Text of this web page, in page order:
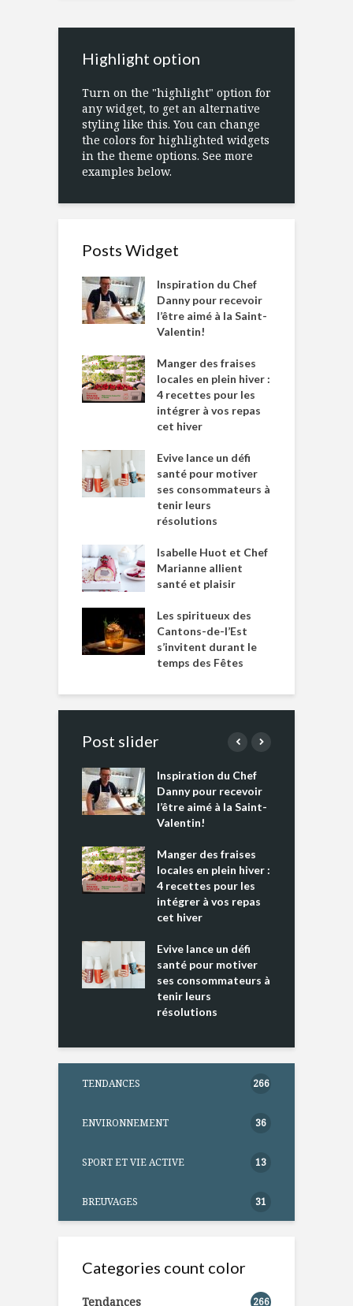
Highlight option
Turn on the "highlight" option for
any widget, to get an alternative
styling like this. You can change
the colors for highlighted widgets
in the theme options. See more
examples below.
Posts Widget
Inspiration du Chef
Danny pour recevoir
l’être aimé à la Saint-
Valentin!
Manger des fraises
locales en plein hiver :
4 recettes pour les
intégrer à vos repas
cet hiver
Evive lance un défi
santé pour motiver
ses consommateurs à
tenir leurs
résolutions
Isabelle Huot et Chef
Marianne allient
santé et plaisir
Les spiritueux des
Cantons-de-l’Est
s’invitent durant le
temps des Fêtes
Post slider
Inspiration du Chef
Danny pour recevoir
l’être aimé à la Saint-
Valentin!
Manger des fraises
locales en plein hiver :
4 recettes pour les
intégrer à vos repas
cet hiver
Evive lance un défi
santé pour motiver
ses consommateurs à
tenir leurs
résolutions
TENDANCES 266
ENVIRONNEMENT 36
SPORT ET VIE ACTIVE 13
BREUVAGES 31
Categories count color
Tendances 266